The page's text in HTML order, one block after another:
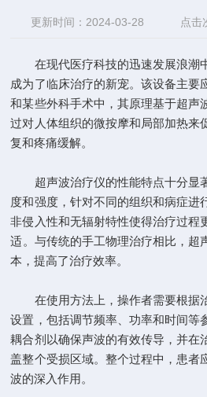
更新时间：2024-03-28 点击
在现代医疗科技的迅速发展浪潮中
成为了临床治疗的新宠。该设备主要
和某些外科手术中，其原理基于超声
过对人体组织的微按摩和局部加热来
复和疼痛缓解。
超声波治疗仪的性能特点十分显著
度和强度，针对不同的组织和病症进行
非侵入性和无辐射特性使得治疗过程更
适。与传统的手工物理治疗相比
本，提高了治疗效率。
在使用方法上，操作者需要根
设置，包括调节频率、功率和时间
耦合剂以确保声波的有效传导，并在
盖整个受损区域。整个过程中，患
波的深入作用。